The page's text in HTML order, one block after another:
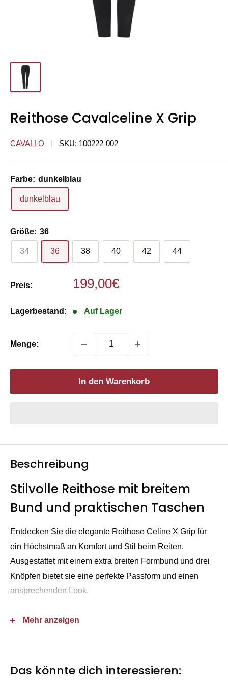
Reithose Cavalceline X Grip
CAVALLO SKU: 100222-002
Farbe: dunkelblau
dunkelblau
Größe: 36
34 36 38 40 42 44
Preis: Sonderpreis
199,00€
Lagerbestand: Auf Lager
Menge:
In den Warenkorb
Beschreibung
Stilvolle Reithose mit breitem
Bund und praktischen Taschen
Entdecken Sie die elegante Reithose Celine X Grip für
ein Höchstmaß an Komfort und Stil beim Reiten.
Ausgestattet mit einem extra breiten Formbund und drei
Knöpfen bietet sie eine perfekte Passform und einen
ansprechenden Look.
optimalen Halt im Sattel und ein sicheres Gefühl beim
und sind mit stilvollen Nieten verziert.
Mehr anzeigen
Das könnte dich interessieren: